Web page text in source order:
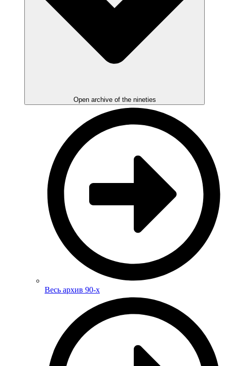
Open archive of the nineties
Весь архив 90-х